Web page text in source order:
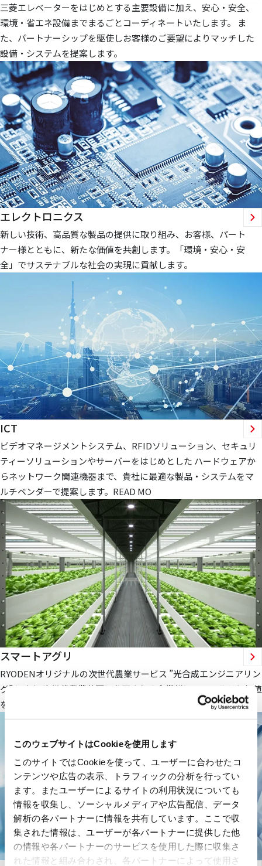
このウェブサイトはCookieを使用します
このサイトではCookieを使って、ユーザーに合わせたコ
ンテンツや広告の表示、トラフィックの分析を行ってい
ます。またユーザーによるサイトの利用状況についても
情報を収集し、ソーシャルメディアや広告配信、データ
解析の各パートナーに情報を共有しています。ここで収
集された情報は、ユーザーが各パートナーに提供した他
の情報や各パートナーのサービスを使用した際に収集さ
れた情報と組み合わされ、各パートナーによって使用さ
三菱エレベーターをはじめとする主要設備に加え、安心・安全、
環境・省エネ設備までまるごとコーディネートいたします。 ま
た、パートナーシップを駆使しお客様のご要望によりマッチした
設備・システムを提案します。
エレクトロニクス
新しい技術、高品質な製品の提供に取り組み、お客様、パート
ナー様とともに、新たな価値を共創します。「環境・安心・安
全」でサステナブルな社会の実現に貢献します。
ICT
ビデオマネージメントシステム、RFIDソリューション、セキュリ
ティーソリューションやサーバーをはじめとした ハードウェアか
らネットワーク関連機器まで、貴社に最適な製品・システムをマ
ルチベンダーで提案します。READ MO
スマートアグリ
RYODENオリジナルの次世代農業サービス ”光合成エンジニアリン
グ” により 次世代農業分野に参画される企業様にフィールドと価値
を提供します。